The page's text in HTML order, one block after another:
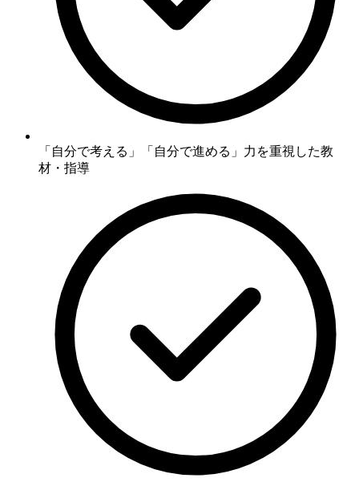
「自分で考える」「自分で進める」力 を重視した教
材・指導